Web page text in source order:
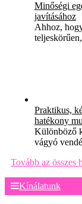
Minőségi
javításához
Ahhoz,
Praktikus,
hatékony
Különböző
vágyó
Tovább az összes
Kínálatunk